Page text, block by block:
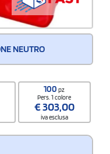
NEUTRO
100pz
Pers. 1 colore
€303,00
iva esclusa